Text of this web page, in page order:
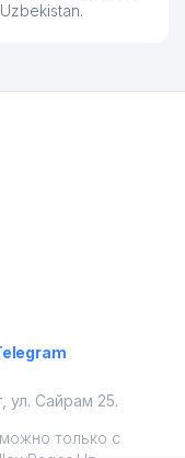
ул. Сайрам 25.
только с